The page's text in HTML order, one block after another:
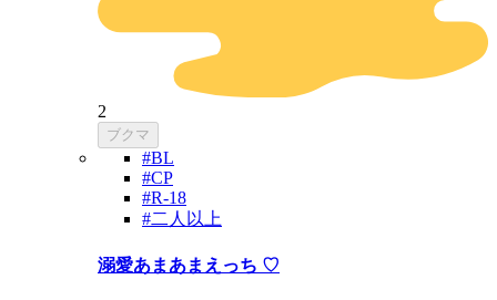
2
ブクマ
#BL
#CP
#R-18
#二人以上
溺愛あまあまえっち ♡